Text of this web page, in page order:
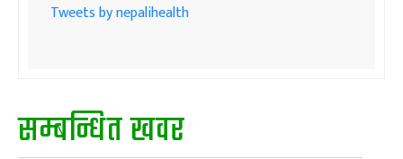
Tweets by nepalihealth
सम्बन्धित खवर